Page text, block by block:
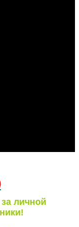
личной